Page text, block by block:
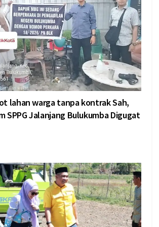
lahan warga tanpa kontrak Sah,
SPPG Jalanjang Bulukumba Digugat